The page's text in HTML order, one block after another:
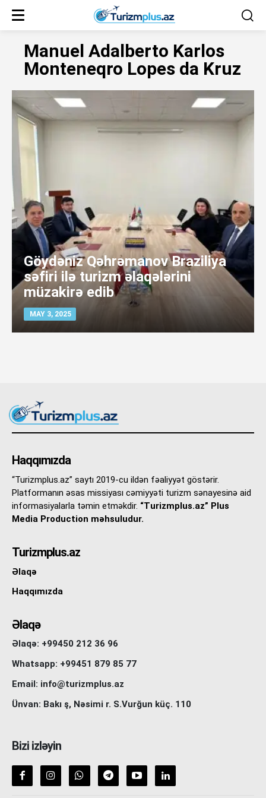
Manuel Adalberto Karlos
Monteneqro Lopes da Kruz
Göydəniz Qəhrəmanov Braziliya
səfiri ilə turizm əlaqələrini
müzakirə edib
MAY 3, 2025
Haqqımızda
“Turizmplus.az” saytı 2019-cu ildən fəaliyyət göstərir.
Platformanın əsas missiyası cəmiyyəti turizm sənayesinə aid
informasiyalarla təmin etməkdir. “Turizmplus.az” Plus
Media Production məhsuludur.
Turizmplus.az
Əlaqə
Haqqımızda
Əlaqə
Əlaqə: +99450 212 36 96
Whatsapp: +99451 879 85 77
Email: info@turizmplus.az
Ünvan: Bakı ş, Nəsimi r. S.Vurğun küç. 110
Bizi izləyin